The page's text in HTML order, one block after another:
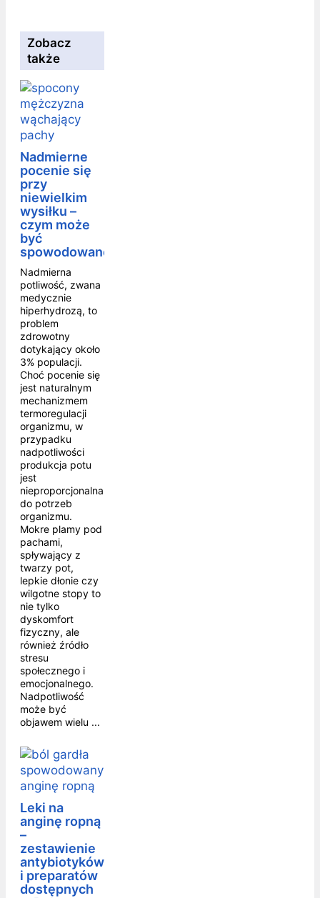
Zobacz
także
Nadmierne
pocenie się
przy
niewielkim
wysiłku –
czym może
być
spowodowane?
Nadmierna
potliwość, zwana
medycznie
hiperhydrozą, to
problem
zdrowotny
dotykający około
3% populacji.
Choć pocenie się
jest naturalnym
mechanizmem
termoregulacji
organizmu, w
przypadku
nadpotliwości
produkcja potu
jest
nieproporcjonalna
do potrzeb
organizmu.
Mokre plamy pod
pachami,
spływający z
twarzy pot,
lepkie dłonie czy
wilgotne stopy to
nie tylko
dyskomfort
fizyczny, ale
również źródło
stresu
społecznego i
emocjonalnego.
Nadpotliwość
może być
objawem wielu ...
Leki na
anginę ropną
–
zestawienie
antybiotyków
i preparatów
dostępnych